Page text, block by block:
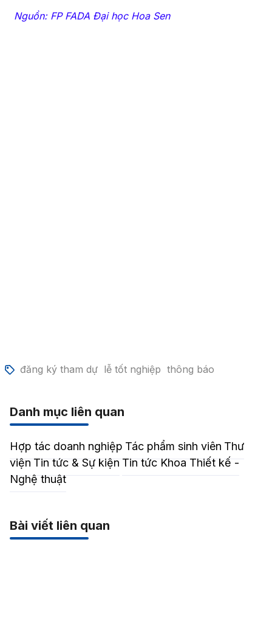
Nguồn: FP FADA Đại học Hoa Sen
đăng ký tham dự lễ tốt nghiệp thông báo
Danh mục liên quan
Hợp tác doanh nghiệp Tác phẩm sinh viên Thư
việnTin tức & Sự kiệnTin tức Khoa Thiết kế -
Nghệ thuật
Bài viết liên quan